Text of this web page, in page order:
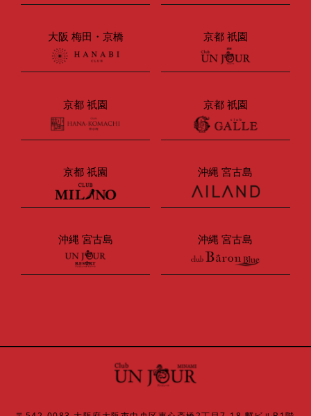
大阪 梅田・京橋 京都 祇園
京都 祇園 京都 祇園
京都 祇園 沖縄 宮古島
沖縄 宮古島 沖縄 宮古島